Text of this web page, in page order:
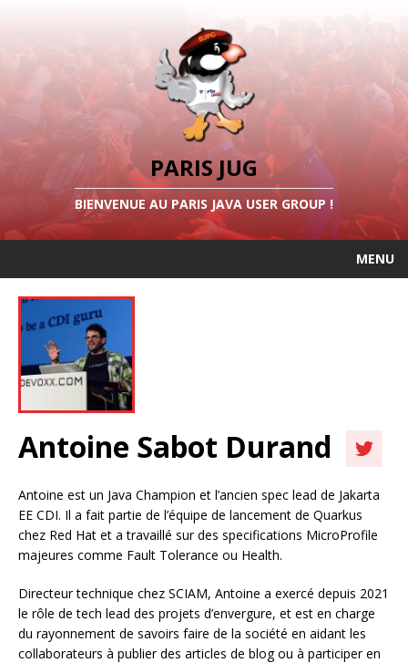
PARIS JUG
BIENVENUE AU PARIS JAVA USER GROUP !
MENU
Antoine Sabot Durand
Antoine est un Java Champion et l’ancien spec lead de Jakarta
EE CDI. Il a fait partie de l’équipe de lancement de Quarkus
chez Red Hat et a travaillé sur des specifications MicroProfile
majeures comme Fault Tolerance ou Health.
Directeur technique chez SCIAM, Antoine a exercé depuis 2021
le rôle de tech lead des projets d’envergure, et est en charge
du rayonnement de savoirs faire de la société en aidant les
collaborateurs à publier des articles de blog ou à participer en